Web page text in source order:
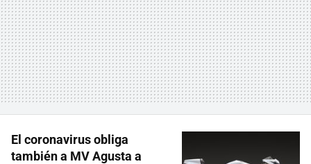
El coronavirus obliga
también a MV Agusta a